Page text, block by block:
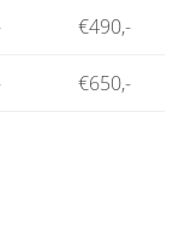
€490,-
€650,-